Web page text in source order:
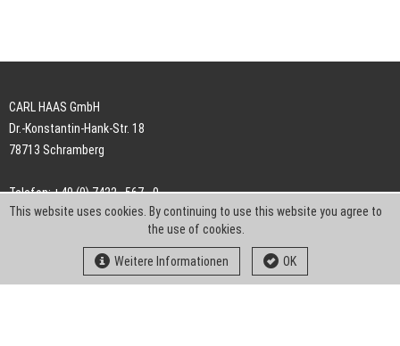
CARL HAAS GmbH
Dr.-Konstantin-Hank-Str. 18
78713 Schramberg
Telefon: +49 (0) 7422 . 567 - 0
Telefax: +49 (0) 7422 . 567 - 239
info-ch@kern-liebers.com
This website uses cookies. By continuing to use this website you agree to
the use of cookies.
Weitere Informationen OK